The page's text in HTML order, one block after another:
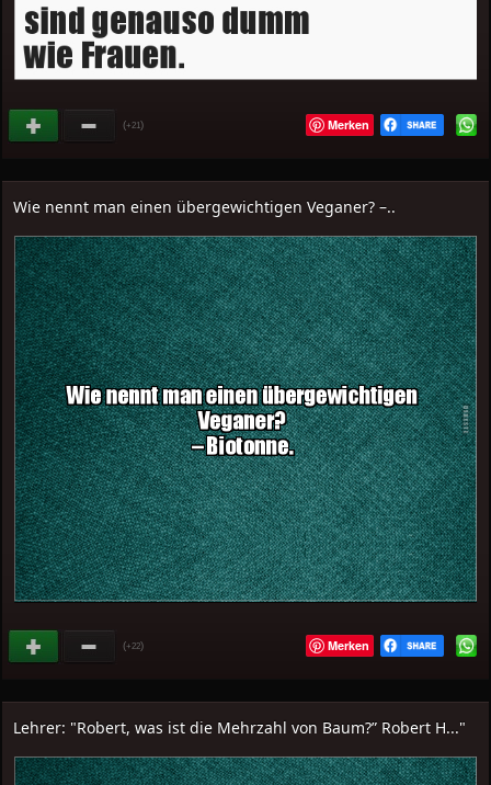
(+21) Merken
Wie nennt man einen übergewichtigen Veganer? –..
(+22) Merken
Lehrer: "Robert, was ist die Mehrzahl von Baum?” Robert H..."